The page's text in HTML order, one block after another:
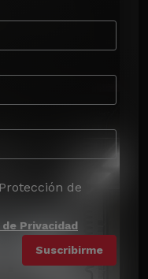
de
Privacidad